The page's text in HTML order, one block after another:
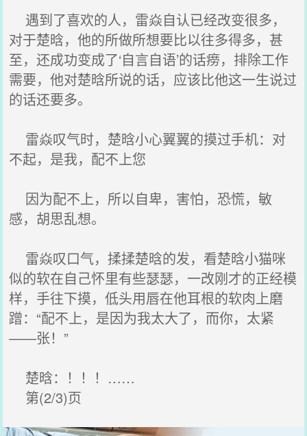
遇到了喜欢的人，雷焱自认已经改变很多，
对于楚晗，他的所做所想要比以往多得多，甚
至，还成功变成了‘自言自语’的话痨，排除工作
需要，他对楚晗所说的话，应该比他这一生说过
的话还要多。
雷焱叹气时，楚晗小心翼翼的摸过手机：对
不起，是我，配不上您
因为配不上，所以自卑，害怕，恐慌，敏
感，胡思乱想。
雷焱叹口气，揉揉楚晗的发，看楚晗小猫咪
似的软在自己怀里有些瑟瑟，一改刚才的正经模
样，手往下摸，低头用唇在他耳根的软肉上磨
蹭：“配不上，是因为我太大了，而你，太紧
——张！”
楚晗：！！！……
第(2/3)页